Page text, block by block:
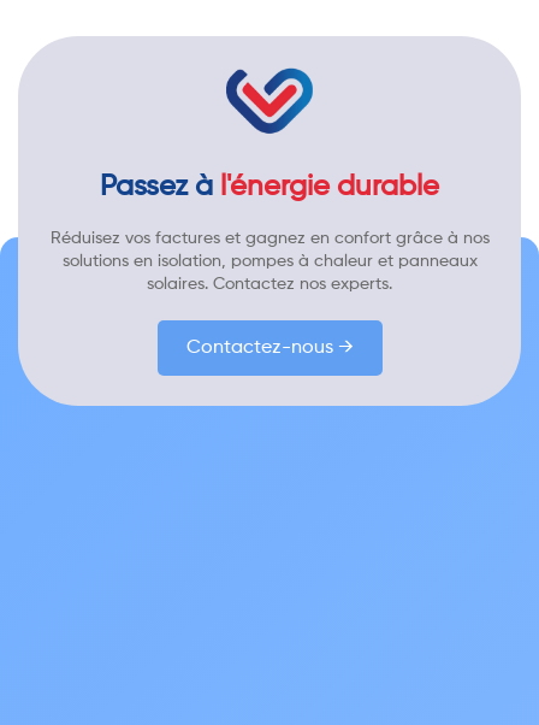
Passez à l'énergie durable
Réduisez vos factures et gagnez en confort grâce à nos
solutions en isolation, pompes à chaleur et panneaux
solaires. Contactez nos experts.
Contactez-nous →